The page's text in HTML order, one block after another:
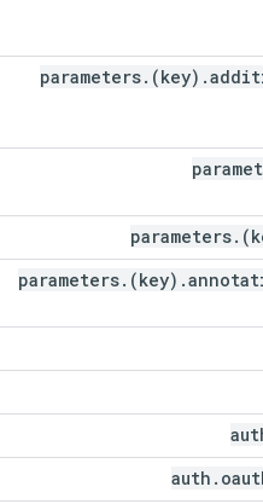
parameters. (key) .
parameters.
parameters. (key) .
auth .